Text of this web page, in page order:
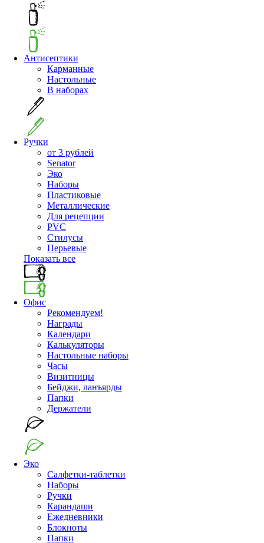
Антисептики
Карманные
Настольные
В наборах
Ручки
от 3 рублей
Senator
Эко
Наборы
Пластиковые
Металлические
Для рецепции
PVC
Стилусы
Перьевые
Показать все
Офис
Рекомендуем!
Награды
Календари
Калькуляторы
Настольные наборы
Часы
Визитницы
Бейджи, ланъярды
Папки
Держатели
Эко
Салфетки-таблетки
Наборы
Ручки
Карандаши
Ежедневники
Блокноты
Папки